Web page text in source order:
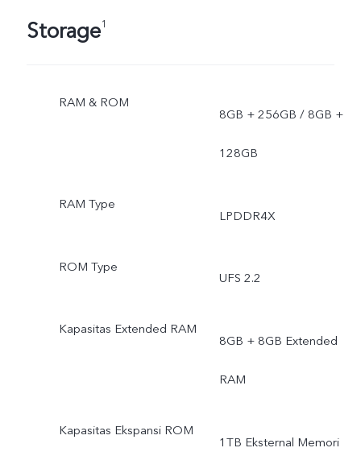
Storage1
RAM & ROM
8GB + 256GB / 8GB +
128GB
RAM Type
LPDDR4X
ROM Type
UFS 2.2
Kapasitas Extended RAM
8GB + 8GB Extended
RAM
Kapasitas Ekspansi ROM
1TB Eksternal Memori